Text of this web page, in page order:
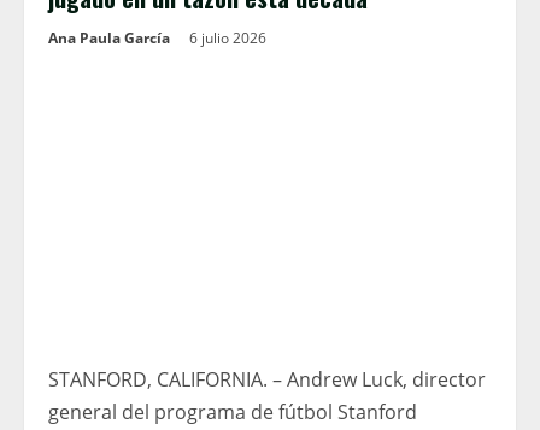
Ana Paula García 6 julio 2026
STANFORD, CALIFORNIA. – Andrew Luck, director
general del programa de fútbol Stanford